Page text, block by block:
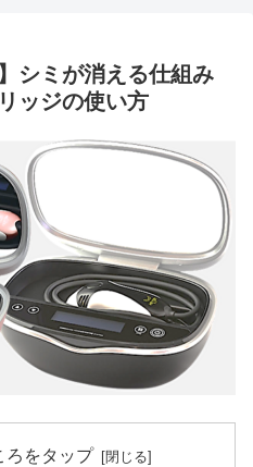
シミが消える仕組み
ッジの使い方
ろをタップ